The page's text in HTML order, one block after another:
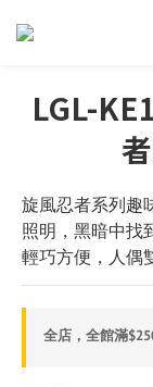
LGL-
旋風忍者系列趣
照明，黑暗中找
輕巧方便，人偶
全店，全館滿